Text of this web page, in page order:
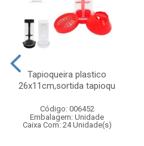
Tapioqueira plastico
26x11cm,sortida tapioqu
Código: 006452
Embalagem: Unidade
Caixa Com: 24 Unidade(s)